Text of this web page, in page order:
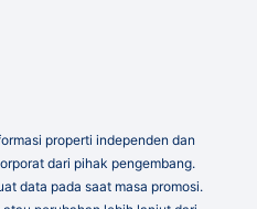
properti independen dan
dari pihak pengembang.
data pada saat masa promosi.